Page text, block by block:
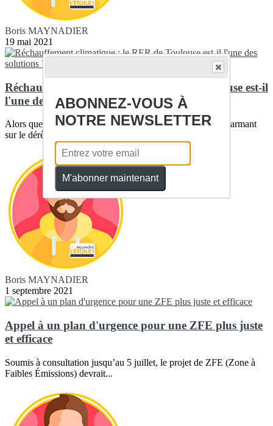
Boris MAYNADIER
19 mai 2021
Réchauffement climatique : le RER de Toulouse est-il
l'une des solutions ?
Alors que le GIEC a publié, le 9 août dernier, un rapport alarmant
sur le dérèglement climatique...
Boris MAYNADIER
1 septembre 2021
Appel à un plan d'urgence pour une ZFE plus juste
et efficace
Soumis à consultation jusqu’au 5 juillet, le projet de ZFE (Zone à
Faibles Émissions) devrait...
ABONNEZ-VOUS À
NOTRE NEWSLETTER
M'abonner maintenant